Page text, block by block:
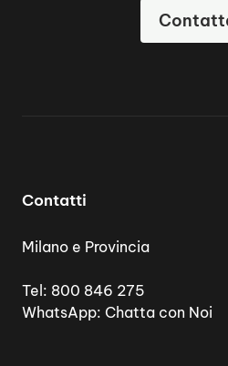
Contatti
Milano e Provincia
Tel: 800 846 275
WhatsApp: Chatta con Noi